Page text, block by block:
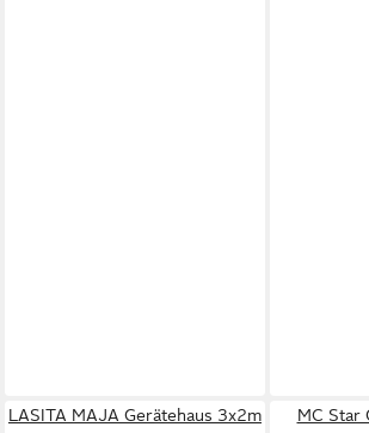
LASITA MAJA Gerätehaus 3x2m
MC Star